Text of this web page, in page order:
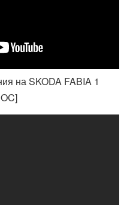
на SKODA FABIA 1